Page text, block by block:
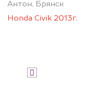
Антон, Брянск
Honda Civik 2013г.